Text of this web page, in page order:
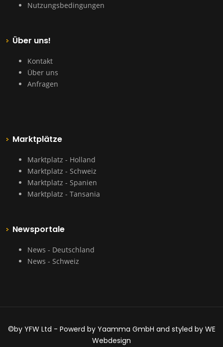
Nutzungsbedingungen
Über uns!
Kontakt
Über uns
Anfragen
Marktplätze
Marktplatz - Holland
Marktplatz - Schweiz
Marktplatz - Spanien
Marktplatz - Tansania
Newsportale
News - Deutschland
News - Schweiz
©by YFW Ltd - Powerd by Yaamma GmbH and styled by WE
Webdesign